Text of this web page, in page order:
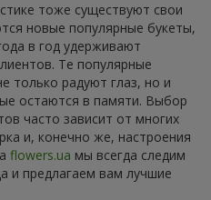
тоже существуют свои
новые популярные букеты,
в год удерживают
Те популярные
только радуют глаз, но и
остаются в памяти. Выбор
часто зависит от многих
и, конечно же, настроения
flowers.ua мы всегда следим
и предлагаем вам лучшие